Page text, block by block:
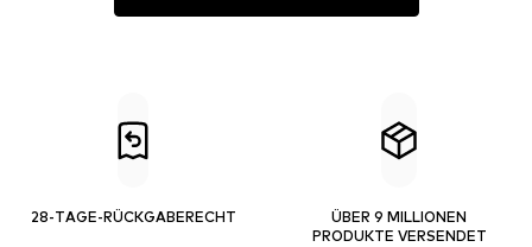
28-TAGE-RÜCKGABERECHT
ÜBER 9 MILLIONEN
PRODUKTE VERSENDET